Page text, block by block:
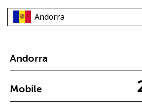
Mínimo 8 caracteres
Una letra mayúscula y una minúscula
Andorra
Mobile